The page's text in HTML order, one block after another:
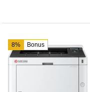
8% Bonus